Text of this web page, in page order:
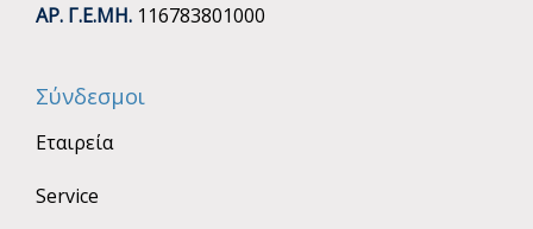
ΑΡ. Γ.Ε.ΜΗ. 116783801000
Σύνδεσμοι
Εταιρεία
Service